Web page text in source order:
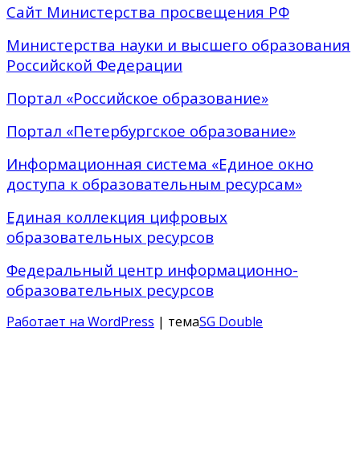
Сайт Министерства просвещения РФ
Министерства науки и высшего образования
Российской Федерации
Портал «Российское образование»
Портал «Петербургское образование»
Информационная система «Единое окно
доступа к образовательным ресурсам»
Единая коллекция цифровых
образовательных ресурсов
Федеральный центр информационно-
образовательных ресурсов
Работает на WordPress | темаSG Double